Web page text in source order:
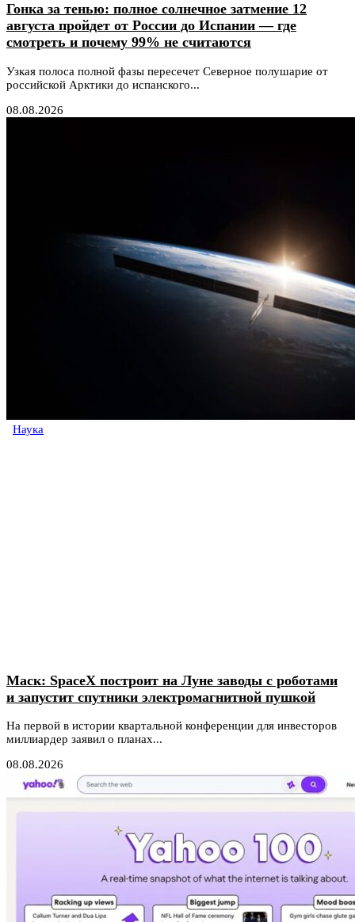
Гонка за тенью: полное солнечное затмение 12
августа пройдет от России до Испании — где
смотреть и почему 99% не считаются
Узкая полоса полной фазы пересечет Северное полушарие от
российской Арктики до испанского...
08.08.2026
Наука
Маск: SpaceX построит на Луне заводы с роботами
и запустит спутники электромагнитной пушкой
На первой в истории квартальной конференции для инвесторов
миллиардер заявил о планах...
08.08.2026